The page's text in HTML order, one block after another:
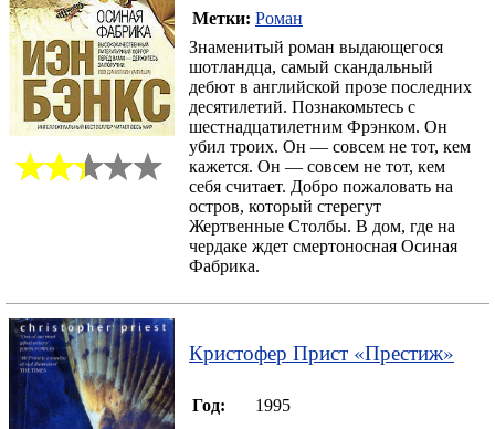
Метки: Роман
Знаменитый роман выдающегося
шотландца, самый скандальный
дебют в английской прозе последних
десятилетий. Познакомьтесь с
шестнадцатилетним Фрэнком. Он
убил троих. Он — совсем не тот, кем
кажется. Он — совсем не тот, кем
себя считает. Добро пожаловать на
остров, который стерегут
Жертвенные Столбы. В дом, где на
чердаке ждет смертоносная Осиная
Фабрика.
Кристофер Прист «Престиж»
Год: 1995